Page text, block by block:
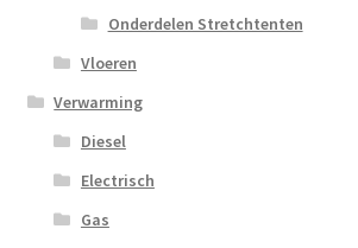
Onderdelen Stretchtenten
Vloeren
Verwarming
Diesel
Electrisch
Gas